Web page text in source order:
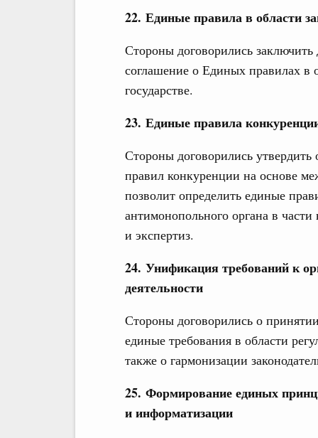
22. Единые правила в области
Стороны договорились заключить
соглашение о Единых правилах в
государстве.
23. Единые правила
Стороны договорились
правил конкуренции на основе
позволит определить единые
антимонопольного органа в
и экспертиз.
24. Унификация требований к
деятельности
Стороны договорились о
единые требования в области
также о гармонизации
25. Формирование единых
и информатизации